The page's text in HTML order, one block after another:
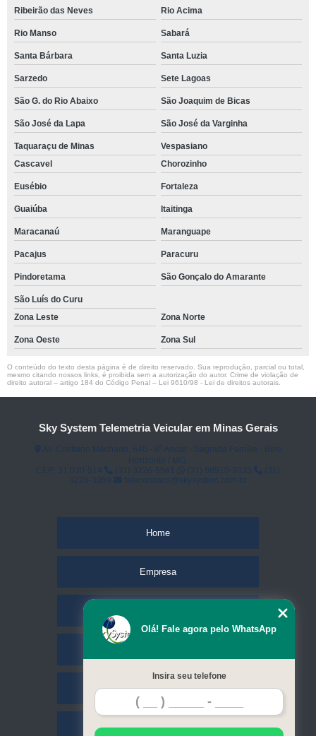
Ribeirão das Neves Rio Acima
Rio Manso Sabará
Santa Bárbara Santa Luzia
Sarzedo Sete Lagoas
São G. do Rio Abaixo São Joaquim de Bicas
São José da Lapa São José da Varginha
Taquaraçu de Minas
Vespasiano
Cascavel
Chorozinho
Eusébio Fortaleza
Guaiúba Itaitinga
Maracanaú Maranguape
Pacajus Paracuru
Pindoretama São Gonçalo do Amarante
São Luís do Curu
Zona Leste
Zona Norte
Zona Oeste Zona Sul
O conteúdo do texto desta página é de direito reservado. Sua reprodução, parcial ou total,
mesmo citando nossos links, é proibida sem a autorização do autor. Crime de violação de
direito autoral – artigo 184 do Código Penal – Lei 9610/98 - Lei de direitos autorais
Sky System Telemetria Veicular em Minas Gerais
Home
Empresa
Contato
Mapa do site
Olá! Fale agora pelo WhatsApp
Insira seu telefone